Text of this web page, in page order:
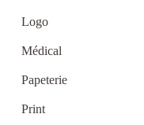
Logo
Médical
Papeterie
Print